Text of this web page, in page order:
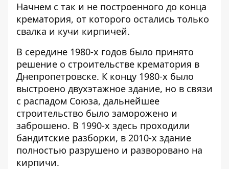
Начнем с так и не построенного до конца
крематория, от которого остались только
свалка и кучи кирпичей.
В середине 1980-х годов было принято
решение о строительстве крематория в
Днепропетровске. К концу 1980-х было
выстроено двухэтажное здание, но в связи
с распадом Союза, дальнейшее
строительство было заморожено и
заброшено. В 1990-х здесь проходили
бандитские разборки, в 2010-х здание
полностью разрушено и разворовано на
кирпичи.